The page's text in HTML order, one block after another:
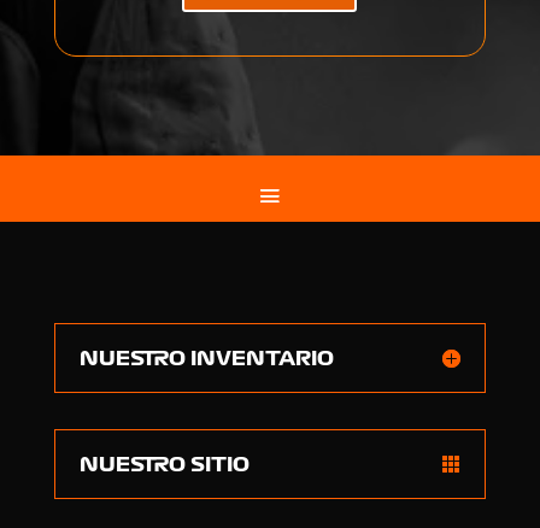
NUESTRO INVENTARIO
NUESTRO SITIO